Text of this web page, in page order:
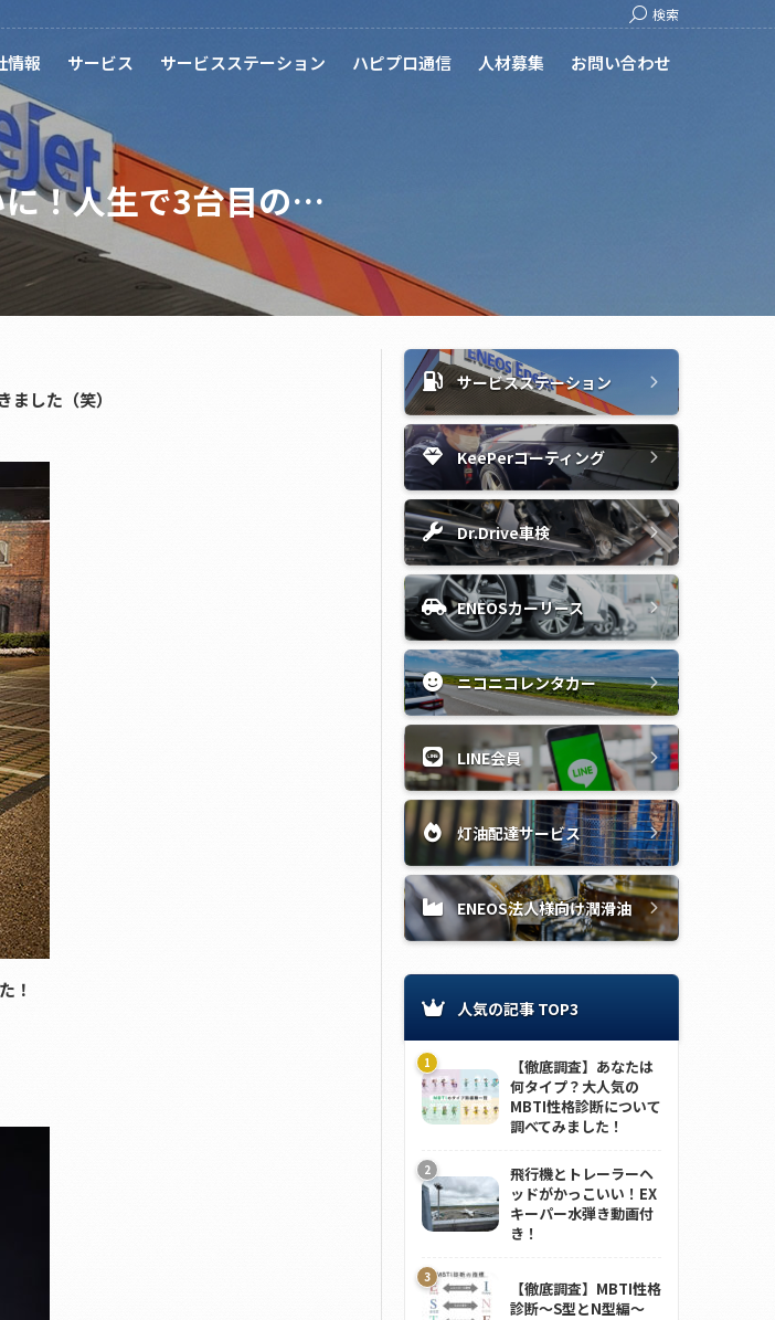
Search:
検索
情報 サービス サービスステーション ハピプロ通信 人材募集 お問い合わせ
！人生で3台目の…
した（笑）
！
サービスステーション
KeePerコーティング
Dr.Drive車検
ENEOSカーリース
ニコニコレンタカー
LINE会員
灯油配達サービス
ENEOS法人様向け潤滑油
人気の記事 TOP3
【徹底調査】あなたは
何タイプ？大人気の
MBTI性格診断について
調べてみました！
飛行機とトレーラーヘ
ッドがかっこいい！EX
キーパー水弾き動画付
き！
【徹底調査】MBTI性格
診断～S型とN型編～